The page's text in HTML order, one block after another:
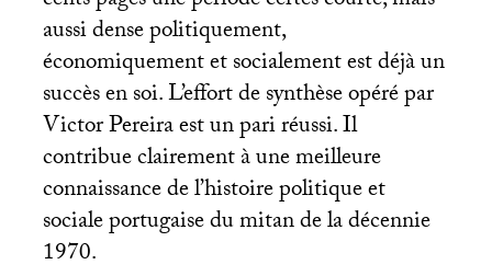
aussi dense politiquement,
économiquement et socialement est déjà un
succès en soi. L’effort de synthèse opéré par
Victor Pereira est un pari réussi. Il
contribue clairement à une meilleure
connaissance de l’histoire politique et
sociale portugaise du mitan de la décennie
1970.